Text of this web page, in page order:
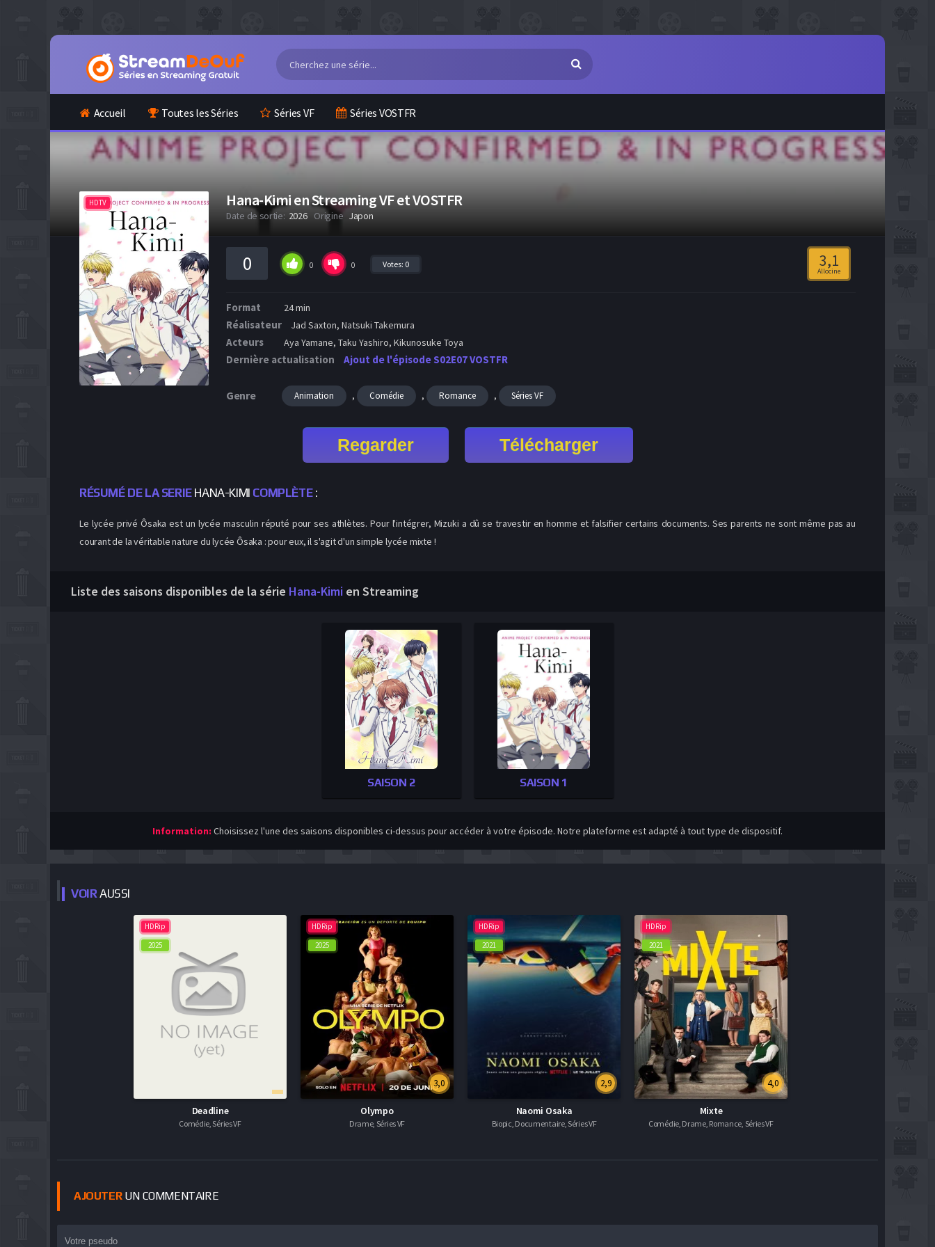
Accueil Toutes les Séries Séries VF Séries VOSTFR
HDTV Hana-Kimi en Streaming VF et VOSTFR
Date de sortie: 2026 Origine Japon
0 0 0 Votes: 0 3,1
Allocine
Format 24 min
Réalisateur Jad Saxton, Natsuki Takemura
Acteurs Aya Yamane, Taku Yashiro, Kikunosuke Toya
Dernière actualisation Ajout de l'épisode S02E07 VOSTFR
Genre Animation , Comédie , Romance , Séries VF
Regarder Télécharger
RÉSUMÉ DE LA SERIEHANA-KIMI COMPLÈTE:
Le lycée privé Ôsaka est un lycée masculin réputé pour ses athlètes. Pour l'intégrer, Mizuki a dû se travestir en homme et falsifier certains documents. Ses parents ne sont même pas au
courant de la véritable nature du lycée Ôsaka : pour eux, il s'agit d'un simple lycée mixte !
Liste des saisons disponibles de la série Hana-Kimi en Streaming
SAISON 2 SAISON 1
Information: Choisissez l'une des saisons disponibles ci-dessus pour accéder à votre épisode. Notre plateforme est adapté à tout type de dispositif.
VOIRAUSSI
HDRip
2025
Deadline
Comédie, Séries VF
HDRip
2025
3,0
Olympo
Drame, Séries VF
HDRip
2021
2,9
Naomi Osaka
Biopic, Documentaire, Séries VF
HDRip
2021
4,0
Mixte
Comédie, Drame, Romance, Séries VF
AJOUTERUN COMMENTAIRE